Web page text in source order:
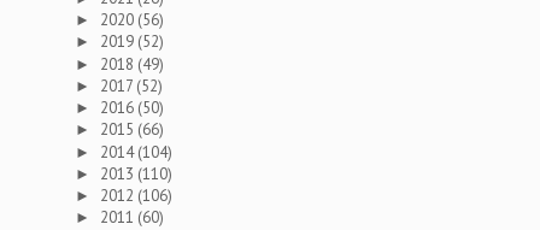
► 2020 (56)
► 2019 (52)
► 2018 (49)
► 2017 (52)
► 2016 (50)
► 2015 (66)
► 2014(104)
► 2013 (110)
► 2012 (106)
► 2011 (60)